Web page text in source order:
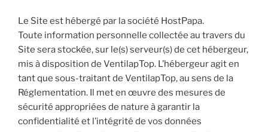
Le Site est hébergé par la société HostPapa.
Toute information personnelle collectée au travers du
Site sera stockée, sur le(s) serveur(s) de cet hébergeur,
mis à disposition de VentilapTop. L’hébergeur agit en
tant que sous-traitant de VentilapTop, au sens de la
Réglementation. Il met en œuvre des mesures de
sécurité appropriées de nature à garantir la
confidentialité et l’intégrité de vos données